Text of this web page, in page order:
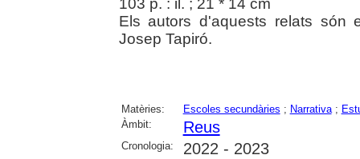
103 p. : il. ; 21 * 14 cm
Els autors d'aquests relats són
Josep Tapiró.
Matèries: Escoles secundàries ; Narrativa;
Àmbit:
Reus
Cronologia: 2022 - 2023